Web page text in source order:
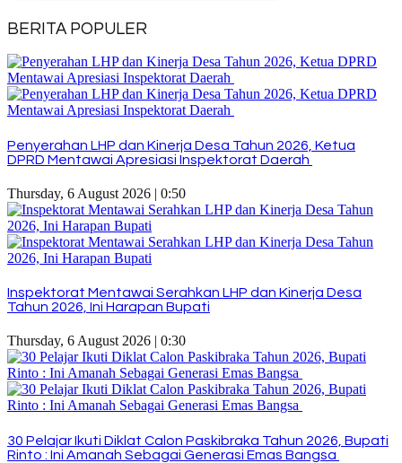
BERITA POPULER
Penyerahan LHP dan Kinerja Desa Tahun 2026, Ketua
DPRD Mentawai Apresiasi Inspektorat Daerah
Thursday, 6 August 2026 | 0:50
Inspektorat Mentawai Serahkan LHP dan Kinerja Desa
Tahun 2026, Ini Harapan Bupati
Thursday, 6 August 2026 | 0:30
30 Pelajar Ikuti Diklat Calon Paskibraka Tahun 2026, Bupati
Rinto : Ini Amanah Sebagai Generasi Emas Bangsa